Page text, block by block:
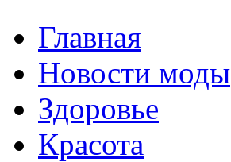
Главная
Новости моды
Здоровье
Красота